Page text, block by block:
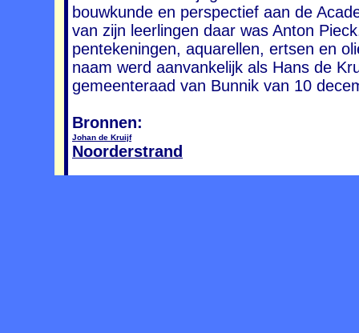
bouwkunde en perspectief aan de
van zijn leerlingen daar was Anton
pentekeningen, aquarellen, ertsen en
naam werd aanvankelijk als Hans de
gemeenteraad van Bunnik van 10
Bronnen:
Johan de Kruijf
Noorderstrand